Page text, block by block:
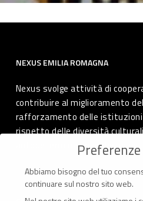
NEXUS EMILIA ROMAGNA
Nexus svolge attività di
contribuire al miglioramento
rafforzamento delle istituzioni
rispetto delle diversità
autodeterminazione dei popoli.
Abbiamo bisogno del tuo
continuare sul nostro sito web.